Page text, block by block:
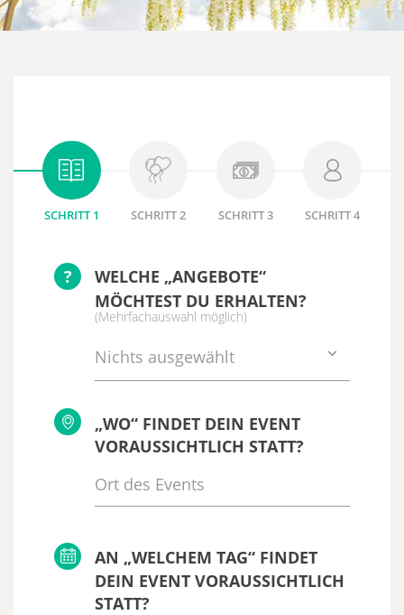
SCHRITT 1 SCHRITT 2 SCHRITT 3 SCHRITT 4
?
WELCHE „ANGEBOTE“
MÖCHTEST DU ERHALTEN?
(Mehrfachauswahl möglich)
Nichts ausgewählt
„WO“ FINDET DEIN EVENT
VORAUSSICHTLICH STATT?
AN „WELCHEM TAG“ FINDET
DEIN EVENT VORAUSSICHTLICH
STATT?